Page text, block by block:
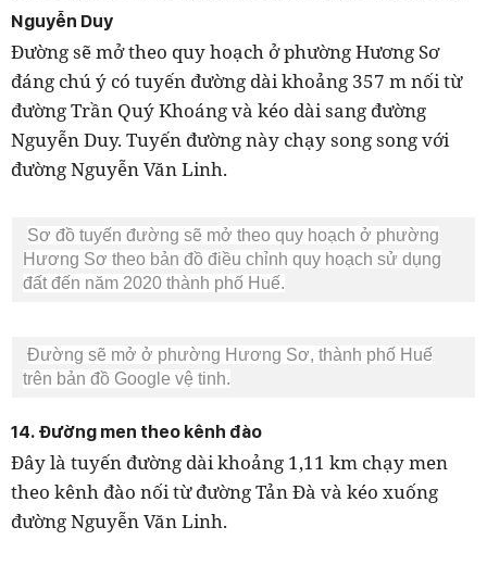
Nguyễn Duy
Đường sẽ mở theo quy hoạch ở phường Hương Sơ
đáng chú ý có tuyến đường dài khoảng 357 m nối từ
đường Trần Quý Khoáng và kéo dài sang đường
Nguyễn Duy. Tuyến đường này chạy song song với
đường Nguyễn Văn Linh.
Sơ đồ tuyến đường sẽ mở theo quy hoạch ở phường
Hương Sơ theo bản đồ điều chỉnh quy hoạch sử dụng
đất đến năm 2020 thành phố Huế.
Đường sẽ mở ở phường Hương Sơ, thành phố Huế
trên bản đồ Google vệ tinh.
14. Đường men theo kênh đào
Đây là tuyến đường dài khoảng 1,11 km chạy men
theo kênh đào nối từ đường Tản Đà và kéo xuống
đường Nguyễn Văn Linh.